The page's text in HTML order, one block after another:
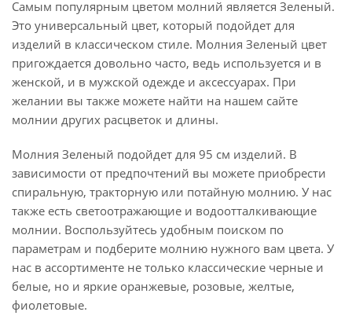
Самым популярным цветом молний является Зеленый.
Это универсальный цвет, который подойдет для
изделий в классическом стиле. Молния Зеленый цвет
пригождается довольно часто, ведь используется и в
женской, и в мужской одежде и аксессуарах. При
желании вы также можете найти на нашем сайте
молнии других расцветок и длины.
Молния Зеленый подойдет для 95 см изделий. В
зависимости от предпочтений вы можете приобрести
спиральную, тракторную или потайную молнию. У нас
также есть светоотражающие и водоотталкивающие
молнии. Воспользуйтесь удобным поиском по
параметрам и подберите молнию нужного вам цвета. У
нас в ассортименте не только классические черные и
белые, но и яркие оранжевые, розовые, желтые,
фиолетовые.